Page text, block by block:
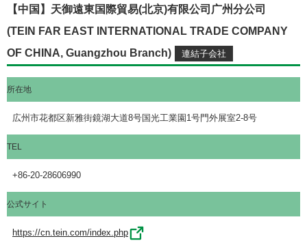
【中国】天御遠東国際貿易(北京)有限公司广州分公司
(TEIN FAR EAST INTERNATIONAL TRADE COMPANY
OF CHINA, Guangzhou Branch)
所在地
広州市花都区新雅街鏡湖大道8号国光工業園1号門外展室2-8号
TEL
+86-20-28606990
公式サイト
https://cn.tein.com/index.php